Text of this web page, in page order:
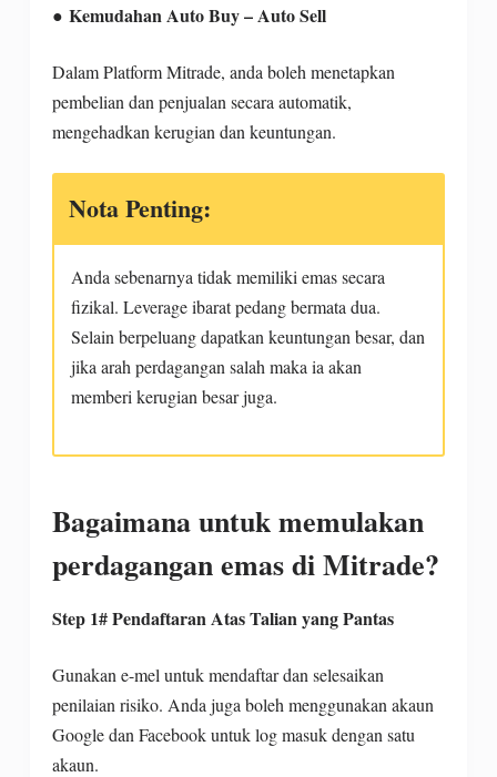
● Kemudahan Auto Buy – Auto Sell
Dalam Platform Mitrade, anda boleh menetapkan
pembelian dan penjualan secara automatik,
mengehadkan kerugian dan keuntungan.
Nota Penting:
Anda sebenarnya tidak memiliki emas secara
fizikal. Leverage ibarat pedang bermata dua.
Selain berpeluang dapatkan keuntungan besar, dan
jika arah perdagangan salah maka ia akan
memberi kerugian besar juga.
Bagaimana untuk memulakan
perdagangan emas di Mitrade?
Step 1# Pendaftaran Atas Talian yang Pantas
Gunakan e-mel untuk mendaftar dan selesaikan
penilaian risiko. Anda juga boleh menggunakan akaun
Google dan Facebook untuk log masuk dengan satu
akaun.